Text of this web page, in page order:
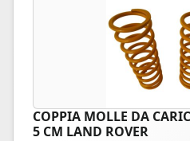
COPPIA MOLLE DA
5 CM LAND ROVER